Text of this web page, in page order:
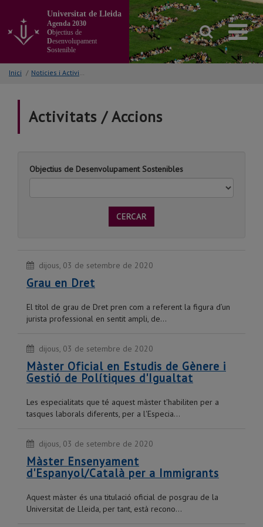
contingut
principal
la
pàgina
Universitat de Lleida
Agenda 2030
Objectius de
Desenvolupament
Sostenible
Inici / Noticies i Activitats/Accions
Activitats / Accions
Objectius de Desenvolupament Sostenibles
CERCAR
dijous, 03 de setembre de 2020
Grau en Dret
El títol de grau de Dret pren com a referent la figura d’un
jurista professional en sentit ampli, de...
dijous, 03 de setembre de 2020
Màster Oficial en Estudis de Gènere i
Gestió de Polítiques d'Igualtat
Les especialitats que té aquest màster t'habiliten per a
tasques laborals diferents, per a l'Especia...
dijous, 03 de setembre de 2020
Màster Ensenyament
d'Espanyol/Català per a Immigrants
Aquest màster és una titulació oficial de posgrau de la
Universitat de Lleida, per tant, està recono...